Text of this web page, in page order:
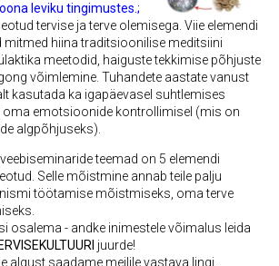
leviku tingimustes.;
tervise ja terve olemisega. Viie elemendi
mitmed hiina traditsioonilise meditsiini
meetodid, haiguste tekkimise põhjuste
võimlemine. Tuhandete aastate vanust
kasutada ka igapäevasel suhtlemises
oma emotsioonide kontrollimisel (mis on
algpõhjuseks).
teemad on 5 elemendi
Selle mõistmine annab teile palju
töötamise mõistmiseks, oma terve
osalema - andke inimestele võimalus leida
juurde!
algust saadame meilile vastava lingi.